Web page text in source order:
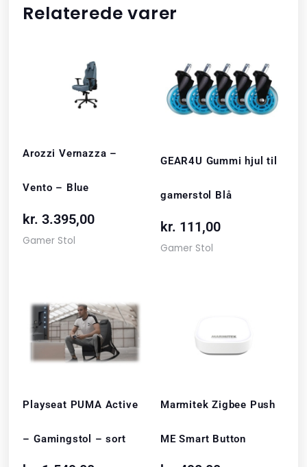
Relaterede varer
Arozzi Vernazza –
Vento – Blue
kr. 3.395,00
Gamer Stol
GEAR4U Gummi hjul til
gamerstol Blå
kr. 111,00
Gamer Stol
Playseat PUMA Active
– Gamingstol – sort
Marmitek Zigbee Push
ME Smart Button